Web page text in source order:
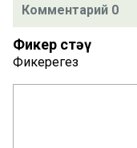
Комментарий 0
Фикер өстәү
Фикерегез